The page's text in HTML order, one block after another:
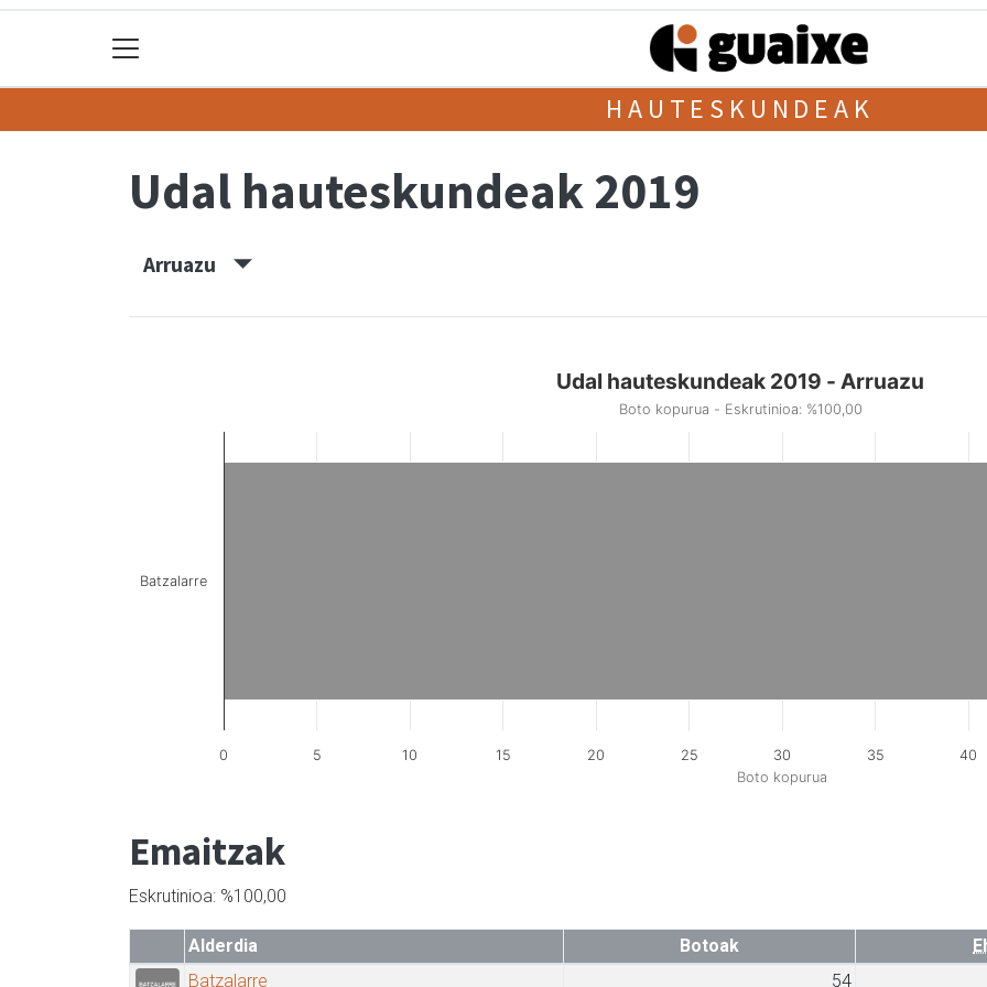
HAUTESKUNDEAK
Udal hauteskundeak 2019
Arruazu
Boto kopurua
Udal hauteskundeak 2019 - Arruazu
Boto kopurua - Eskrutinioa: %100,00
0 5 10 15 20 25 30 35 40
Batzalarre
Emaitzak
Eskrutinioa: %100,00
Alderdia Botoak
Batzalarre
54